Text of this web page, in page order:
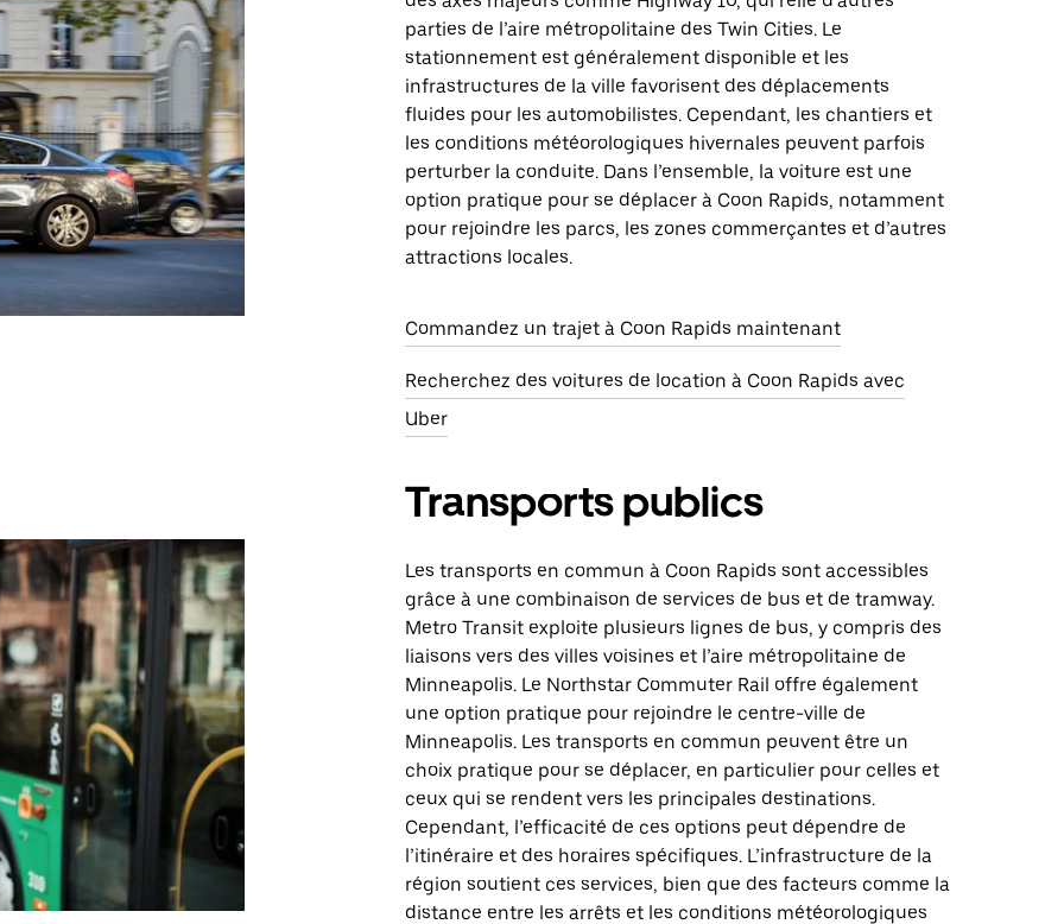
parties de l’aire métropolitaine des Twin Cities. Le
stationnement est généralement disponible et les
infrastructures de la ville favorisent des déplacements
fluides pour les automobilistes. Cependant, les chantiers et
les conditions météorologiques hivernales peuvent parfois
perturber la conduite. Dans l’ensemble, la voiture est une
option pratique pour se déplacer à Coon Rapids, notamment
pour rejoindre les parcs, les zones commerçantes et d’autres
attractions locales.
Commandez un trajet à Coon Rapids maintenant
Recherchez des voitures de location à Coon Rapids avec
Uber
Transports publics
Les transports en commun à Coon Rapids sont accessibles
grâce à une combinaison de services de bus et de tramway.
Metro Transit exploite plusieurs lignes de bus, y compris des
liaisons vers des villes voisines et l’aire métropolitaine de
Minneapolis. Le Northstar Commuter Rail offre également
une option pratique pour rejoindre le centre-ville de
Minneapolis. Les transports en commun peuvent être un
choix pratique pour se déplacer, en particulier pour celles et
ceux qui se rendent vers les principales destinations.
Cependant, l’efficacité de ces options peut dépendre de
l’itinéraire et des horaires spécifiques. L’infrastructure de la
région soutient ces services, bien que des facteurs comme la
distance entre les arrêts et les conditions météorologiques